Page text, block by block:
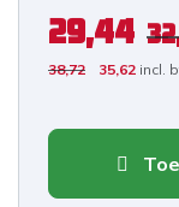
29,44
38,72 35,62 incl.